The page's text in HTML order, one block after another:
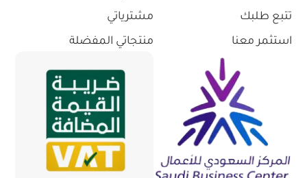
تتبع طلبك
استثمر معنا
مشترياتي
منتجاتي المفضلة